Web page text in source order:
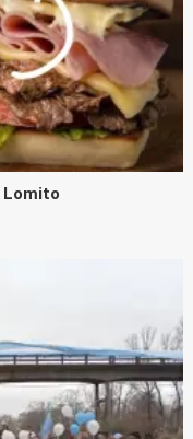
Lomito